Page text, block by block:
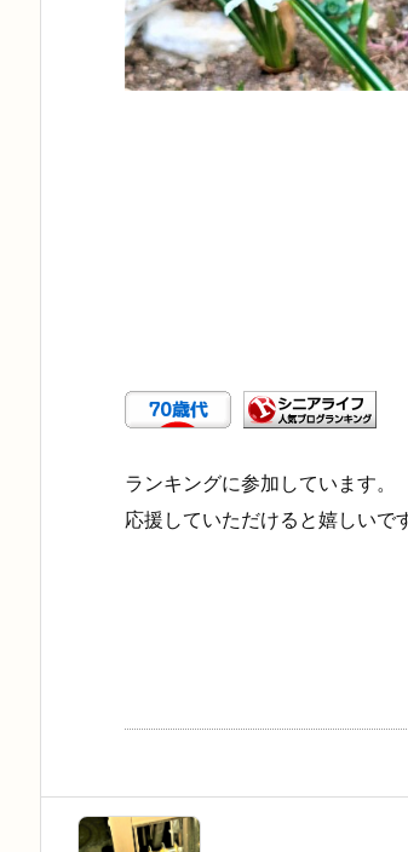
ランキングに参加しています。
応援していただけると嬉しいで